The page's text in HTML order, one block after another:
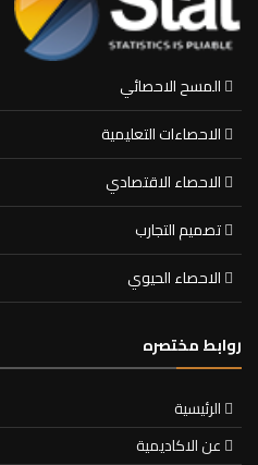
المسح الاحصائي
الاحصاءات التعليمية
الاحصاء الاقتصادي
تصميم التجارب
الاحصاء الحيوي
روابط مختصره
الرئيسية
عن الاكاديمية